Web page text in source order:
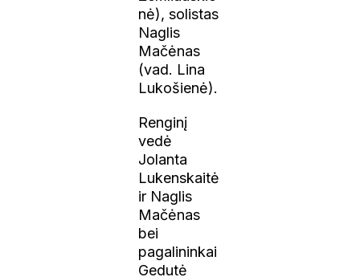
nė), solistas
Naglis
Mačėnas
(vad. Lina
Lukošienė).
Renginį
vedė
Jolanta
Lukenskaitė
ir Naglis
Mačėnas
bei
pagalininkai
Gedutė